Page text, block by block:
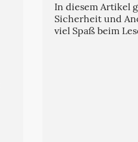
In diesem Artikel
Sicherheit und
viel Spaß beim